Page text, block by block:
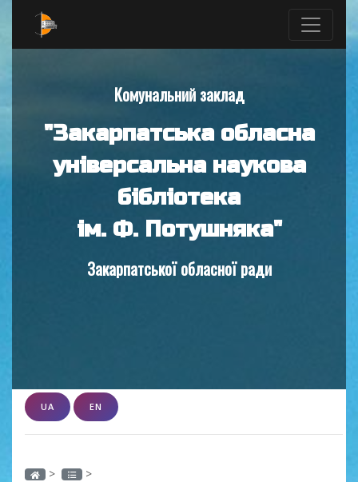
Комунальний заклад
"Закарпатська обласна
універсальна наукова
бібліотека
ім. Ф. Потушняка"
Закарпатської обласної ради
UA EN
> >